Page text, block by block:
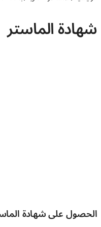
شهادة الماستر
الحصول على شهادة